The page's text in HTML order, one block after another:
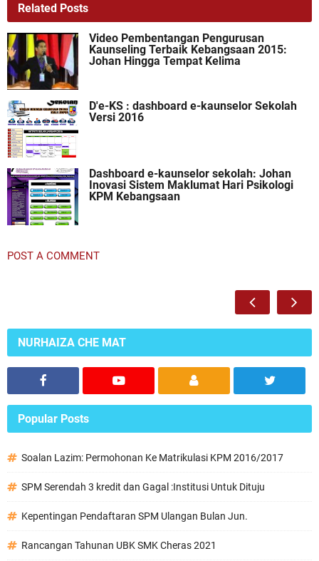
Related Posts
Video Pembentangan Pengurusan
Kaunseling Terbaik Kebangsaan 2015:
Johan Hingga Tempat Kelima
D'e-KS : dashboard e-kaunselor Sekolah
Versi 2016
Dashboard e-kaunselor sekolah: Johan
Inovasi Sistem Maklumat Hari Psikologi
KPM Kebangsaan
POST A COMMENT
NURHAIZA CHE MAT
Popular Posts
Soalan Lazim: Permohonan Ke Matrikulasi KPM 2016/2017
SPM Serendah 3 kredit dan Gagal :Institusi Untuk Dituju
Kepentingan Pendaftaran SPM Ulangan Bulan Jun.
Rancangan Tahunan UBK SMK Cheras 2021